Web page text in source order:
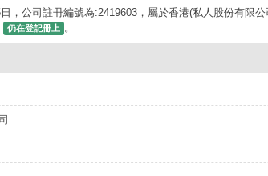
，公司註冊編號為:2419603，屬於香港(私人股份有限
仍在登記冊上 。